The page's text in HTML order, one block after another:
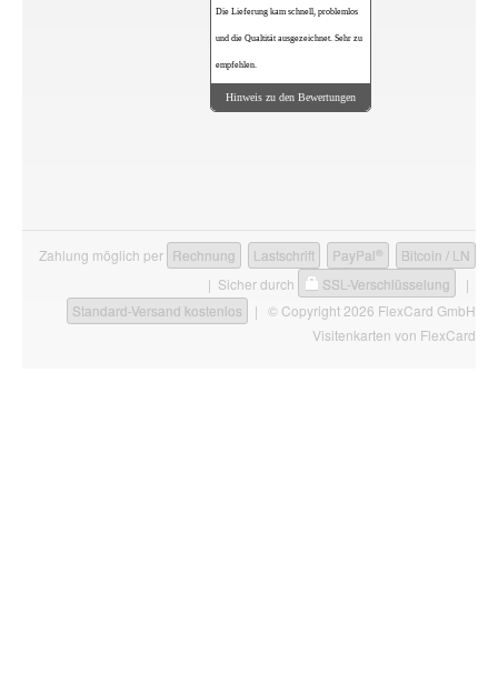
Die Lieferung kam schnell, problemlos
und die Qualtität ausgezeichnet. Sehr zu
empfehlen.
Hinweis zu den Bewertungen
Zahlung möglich per Rechnung Lastschrift PayPal ®
Bitcoin / LN
| Sicher durch
SSL-Verschlüsselung
|
Standard-Versand kostenlos
| © Copyright 2026 FlexCard GmbH
Visitenkarten von FlexCard